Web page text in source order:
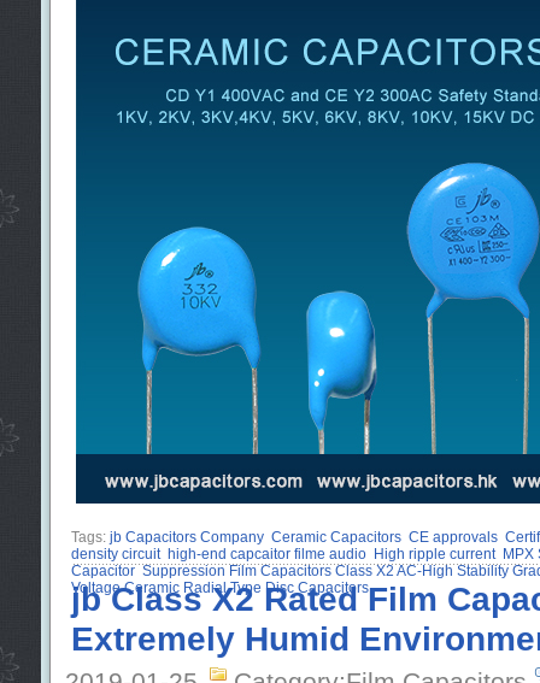
Tags: jb Capacitors Company Ceramic Capacitors CE approvals
density circuit
high-end capcaitor filme audio High ripple current
MPX
Capacitor Suppression Film Capacitors Class X2 AC-High Stability
Voltage Ceramic Radial Type Disc Capacitors
jb Class X2 Rated Film
Extremely Humid